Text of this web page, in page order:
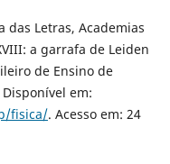
das Letras, Academias
a garrafa de Leiden
de Ensino de
Disponível em:
fisica/. Acesso em: 24